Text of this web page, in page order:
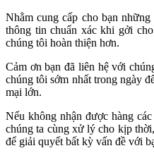
Nhằm cung cấp cho bạn
thông tin chuẩn xác khi gởi
chúng tôi hoàn thiện hơn.
Cảm ơn bạn đã liên hệ với
chúng tôi sớm nhất trong ngày
mại lớn.
Nếu không nhận được hàng
chúng ta cùng xử lý cho kịp
để giải quyết bất kỳ vấn đề với